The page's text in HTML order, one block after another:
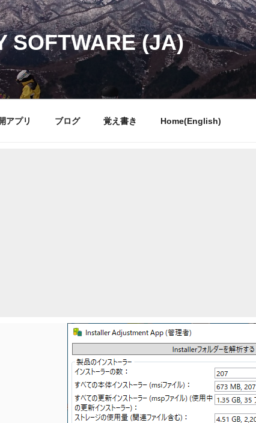
SOFTWARE (JA)
アプリ ブログ 覚え書き Home(English)